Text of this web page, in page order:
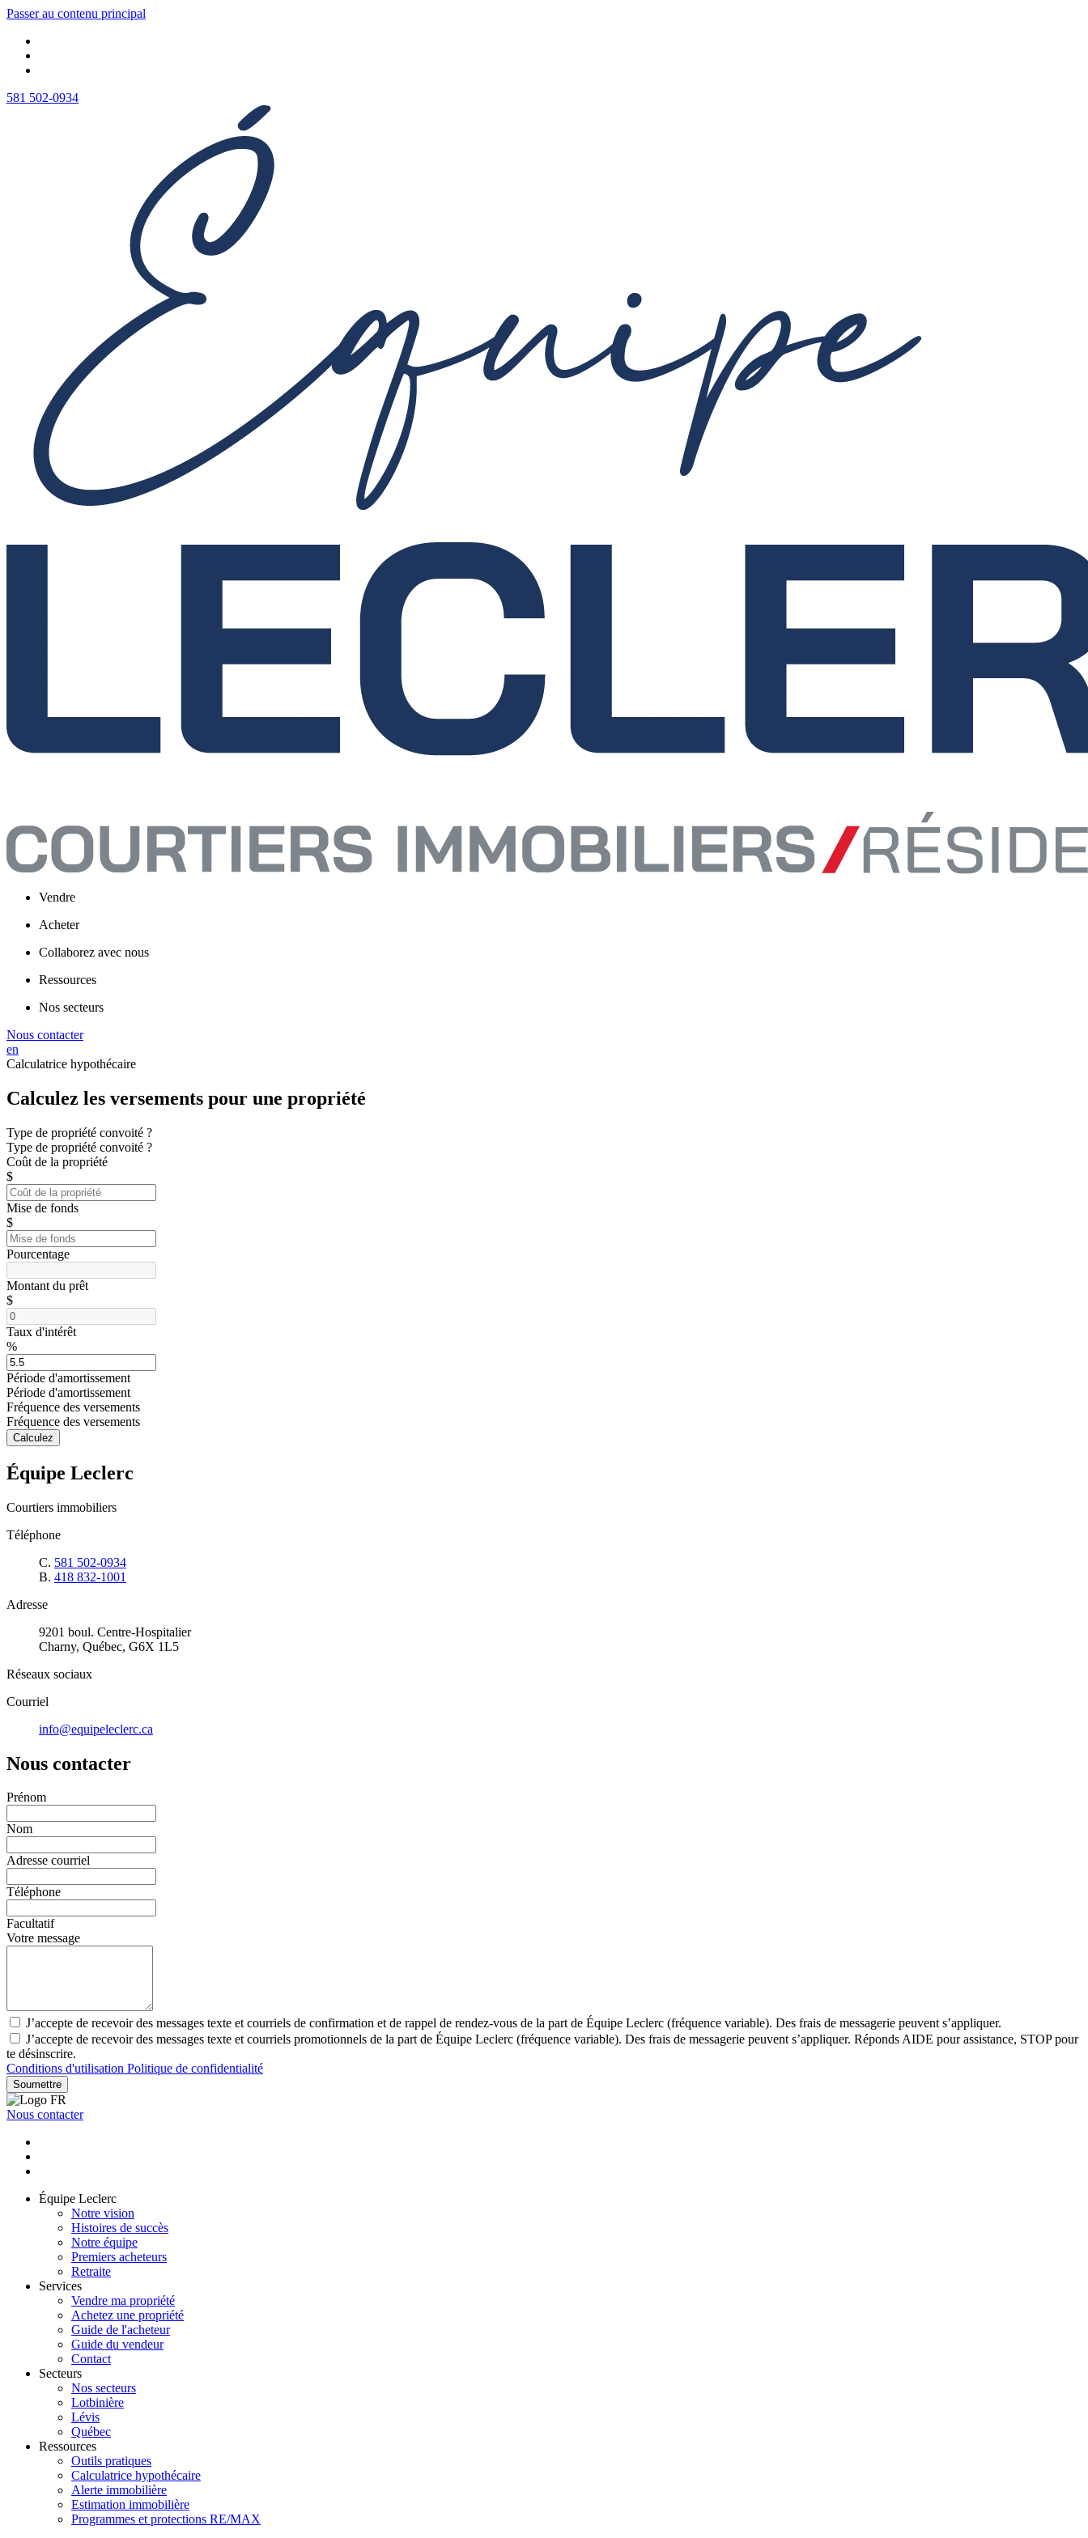
Passer au contenu principal
581 502-0934
Vendre
Acheter
Collaborez avec nous
Ressources
Nos secteurs
Nous contacter
en
Calculatrice hypothécaire
Calculez les versements pour une propriété
Type de propriété convoité ?
Type de propriété convoité ?
Coût de la propriété
$
Mise de fonds
$
Pourcentage
Montant du prêt
$
Taux d'intérêt
%
Période d'amortissement
Période d'amortissement
Fréquence des versements
Fréquence des versements
Calculez
Équipe Leclerc
Courtiers immobiliers
Téléphone
C. 581 502-0934
B. 418 832-1001
Adresse
9201 boul. Centre-Hospitalier
Charny, Québec, G6X 1L5
Réseaux sociaux
Courriel
info@equipeleclerc.ca
Nous contacter
Prénom
Nom
Adresse courriel
Téléphone
Facultatif
Votre message
J’accepte de recevoir des messages texte et courriels de confirmation et de rappel de rendez-vous de la part de Équipe Leclerc (fréquence variable). Des frais de messagerie peuvent s’appliquer.
J’accepte de recevoir des messages texte et courriels promotionnels de la part de Équipe Leclerc (fréquence variable). Des frais de messagerie peuvent s’appliquer. Réponds AIDE pour assistance, STOP pour
te désinscrire.
Conditions d'utilisation Politique de confidentialité
Soumettre
Nous contacter
Équipe Leclerc
Notre vision
Histoires de succès
Notre équipe
Premiers acheteurs
Retraite
Services
Vendre ma propriété
Achetez une propriété
Guide de l'acheteur
Guide du vendeur
Contact
Secteurs
Nos secteurs
Lotbinière
Lévis
Québec
Ressources
Outils pratiques
Calculatrice hypothécaire
Alerte immobilière
Estimation immobilière
Programmes et protections RE/MAX